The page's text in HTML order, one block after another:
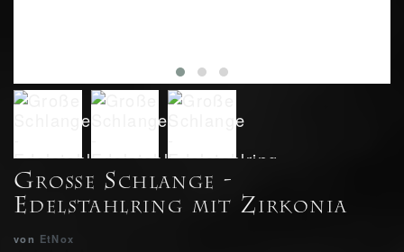
Große Schlange -
Edelstahlring mit Zirkonia
von EtNox